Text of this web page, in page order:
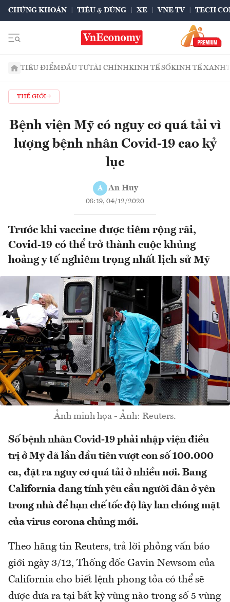
CHỨNG KHOÁN TIÊU & DÙNG XE VNE TV TECH
TIÊU ĐIỂMĐẦU TƯTÀI CHÍNHKINH TẾ SỐKINH TẾ XANH
THẾ GIỚI
Bệnh viện Mỹ có nguy cơ quá tải vì
lượng bệnh nhân Covid-19 cao kỷ
lục
A An Huy
08:19, 04/12/2020
Trước khi vaccine được tiêm rộng rãi,
Covid-19 có thể trở thành cuộc khủng
hoảng y tế nghiêm trọng nhất lịch sử Mỹ
Ảnh minh họa - Ảnh: Reuters.
Số bệnh nhân Covid-19 phải nhập viện điều
trị ở Mỹ đã lần đầu tiên vượt con số 100.000
ca, đặt ra nguy cơ quá tải ở nhiều nơi. Bang
California đang tính yêu cầu người dân ở yên
trong nhà để hạn chế tốc độ lây lan chóng mặt
của virus corona chủng mới.
Theo hãng tin Reuters, trả lời phỏng vấn báo
giới ngày 3/12, Thống đốc Gavin Newsom của
California cho biết lệnh phong tỏa có thể sẽ
được đưa ra tại bất kỳ vùng nào trong số 5 vùng